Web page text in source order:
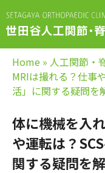
Home » 人工関節・
MRIは撮れる？仕事
活」に関する疑問を
体に機械を入
や運転は？
関する疑問を